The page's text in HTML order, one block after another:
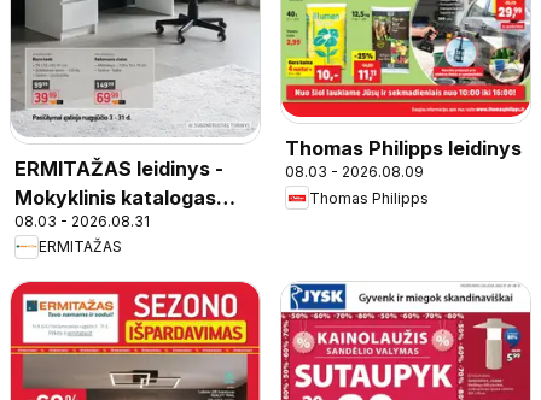
ERMITAŽAS leidinys -
Mokyklinis katalogas
2026
08.03 - 2026.08.31
ERMITAŽAS
Thomas Philipps leidinys
08.03 - 2026.08.09
Thomas Philipps